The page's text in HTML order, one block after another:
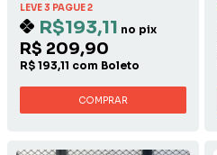
LEVE 3 PAGUE 2
R$193,11 no pix
R$ 209,90
R$ 193,11 com Boleto
COMPRAR